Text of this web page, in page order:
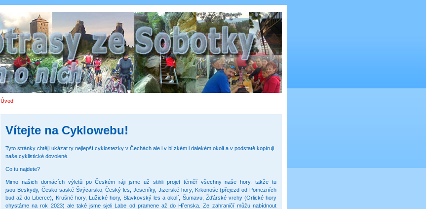
Úvod
Vítejte na Cyklowebu!
Tyto stránky chtějí ukázat ty nejlepší cyklostezky v Čechách ale i v blízkém i dalekém okolí a v podstatě kopírují
naše cyklistické dovolené.
Co tu najdete?
Mimo našich domácích výletů po Českém ráji jsme už stihli projet téměř všechny naše hory, takže tu
jsou Beskydy, Česko-saské Švýcarsko, Český les, Jeseníky, Jizerské hory, Krkonoše (přejezd od Pomezních
bud až do Liberce), Krušné hory, Lužické hory, Slavkovský les a okolí, Šumavu, Žďárské vrchy (Orlické hory
chystáme na rok 2023) ale také jsme sjeli Labe od pramene až do Hřenska. Ze zahraničí můžu nabídnout